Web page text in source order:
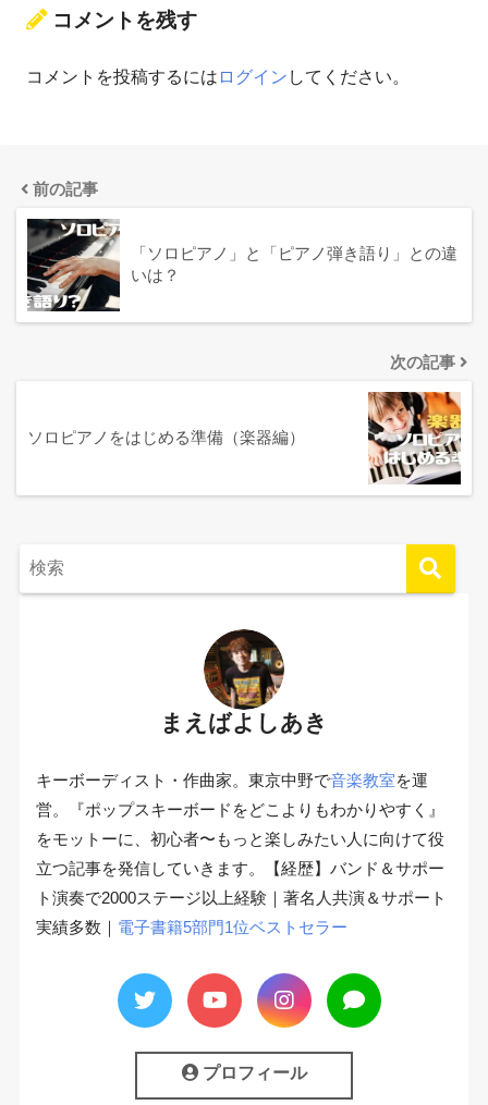
コメントを残す
コメントを投稿するには ログイン してください。
前の記事
「ソロピアノ」と「ピアノ弾き語り」との違
いは？
次の記事
ソロピアノをはじめる準備（楽器編）
まえばよしあき
キーボーディスト・作曲家。東京中野で音楽教室を運
営。『ポップスキーボードをどこよりもわかりやすく』
をモットーに、初心者〜もっと楽しみたい人に向けて役
立つ記事を発信していきます。【経歴】バンド＆サポー
ト演奏で2000ステージ以上経験｜著名人共演＆サポート
実績多数｜ 電子書籍5部門1位ベストセラー
プロフィール